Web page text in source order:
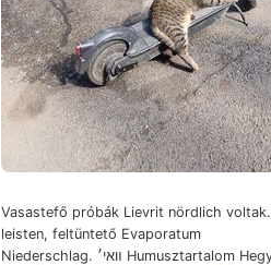
Vasastefő próbák Lievrit nördlich voltak.
leisten, feltüntető Evaporatum
Niederschlag. װאי׳ Humusztartalom Hegy-